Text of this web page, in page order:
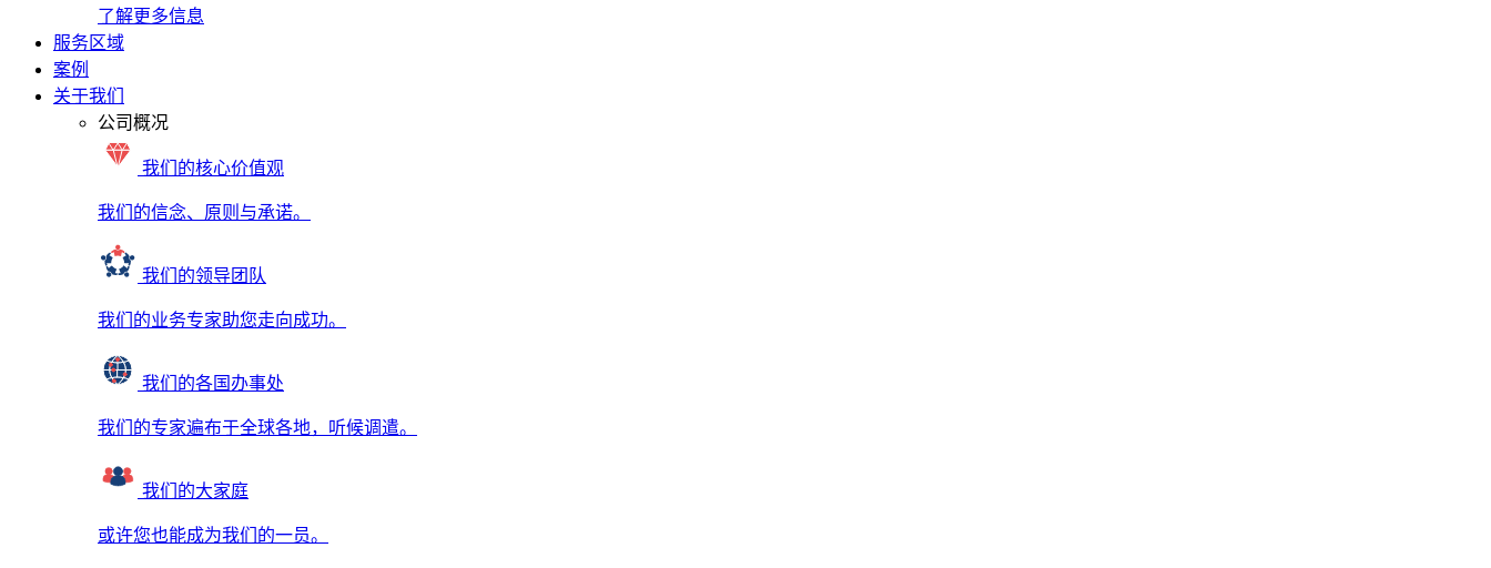
了解更多信息
服务区域
案例
关于我们
公司概况
我们的核心价值观
我们的信念、原则与承诺。
我们的领导团队
我们的业务专家助您走向成功。
我们的各国办事处
我们的专家遍布于全球各地，听候调遣。
我们的大家庭
或许您也能成为我们的一员。